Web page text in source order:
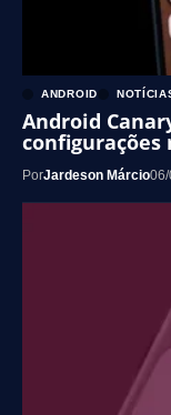
ANDROID
Android
configurações
PorJardeson Márcio